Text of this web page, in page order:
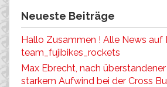
Neueste Beiträge
Hallo Zusammen ! Alle News auf
team_fujibikes_rockets
Max Ebrecht, nach
starkem Aufwind bei der Cross